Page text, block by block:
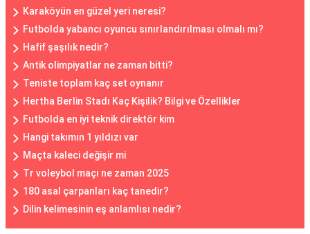
Karaköyün en güzel yeri neresi?
Futbolda yabancı oyuncu sınırlandırılması olmalı mı?
Hafif şaşılık nedir?
Antik olimpiyatlar ne zaman bitti?
Teniste toplam kaç set oynanır
Hertha Berlin Stadı Kaç Kişilik? Bilgi ve Özellikler
Futbolda en iyi teknik direktör kim
Hangi takımın 1 yıldızı var
Maçta kaleci değişir mi
Tr voleybol maçı ne zaman 2025
180 asal çarpanları kaç tanedir?
Dilin kelimesinin eş anlamlısı nedir?